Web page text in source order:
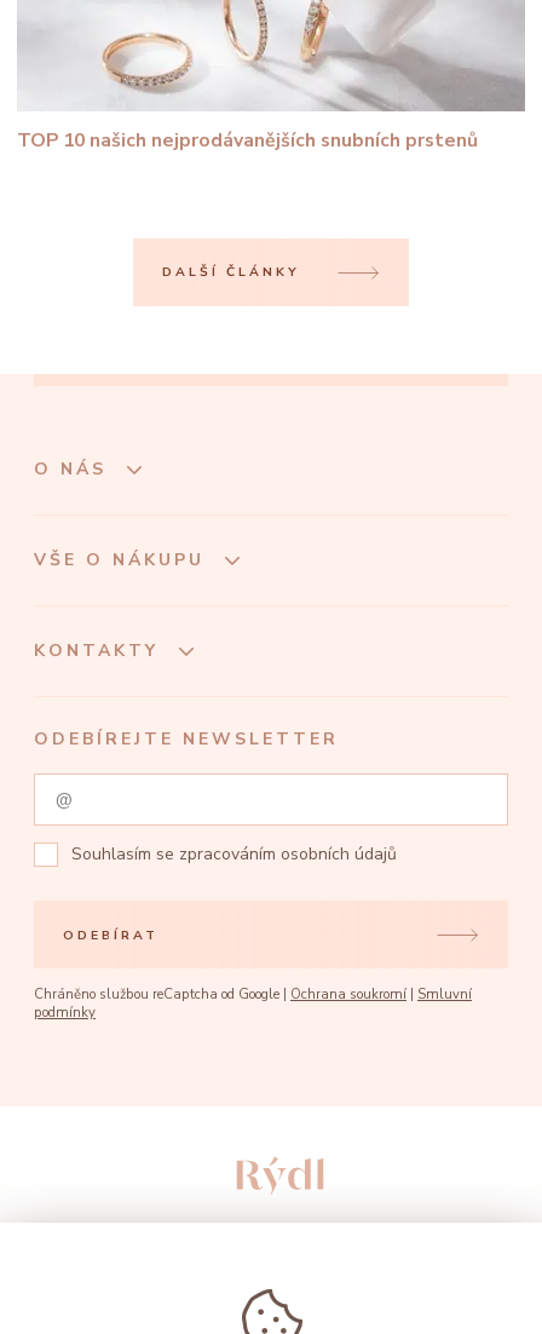
TOP 10 našich nejprodávanějších snubních prstenů
DALŠÍ ČLÁNKY
O NÁS
VŠE O NÁKUPU
KONTAKTY
ODEBÍREJTE NEWSLETTER
Souhlasím se zpracováním osobních údajů
ODEBÍRAT
Chráněno službou reCaptcha od Google | Ochrana soukromí
Smluvní
podmínky